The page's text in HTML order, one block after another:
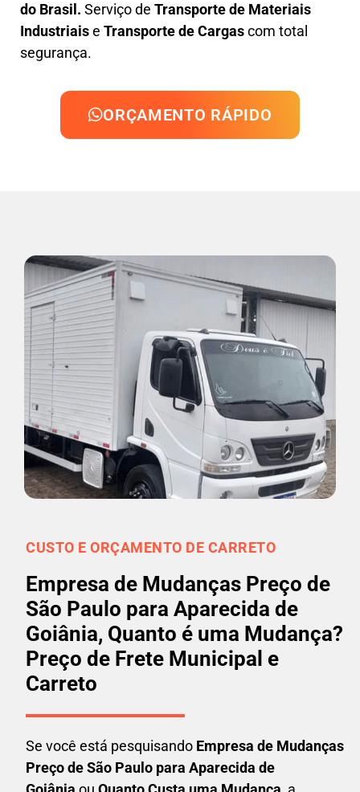
do Brasil. Serviço de Transporte de Materiais
Industriaise Transporte de Cargascom total
segurança.
ORÇAMENTO RÁPIDO
CUSTO E ORÇAMENTO DE CARRETO
Empresa de Mudanças Preço de
São Paulo para Aparecida de
Goiânia, Quanto é uma Mudança?
Preço de Frete Municipal e
Carreto
Se você está pesquisando Empresa de Mudanças
Preço de São Paulo para Aparecida de